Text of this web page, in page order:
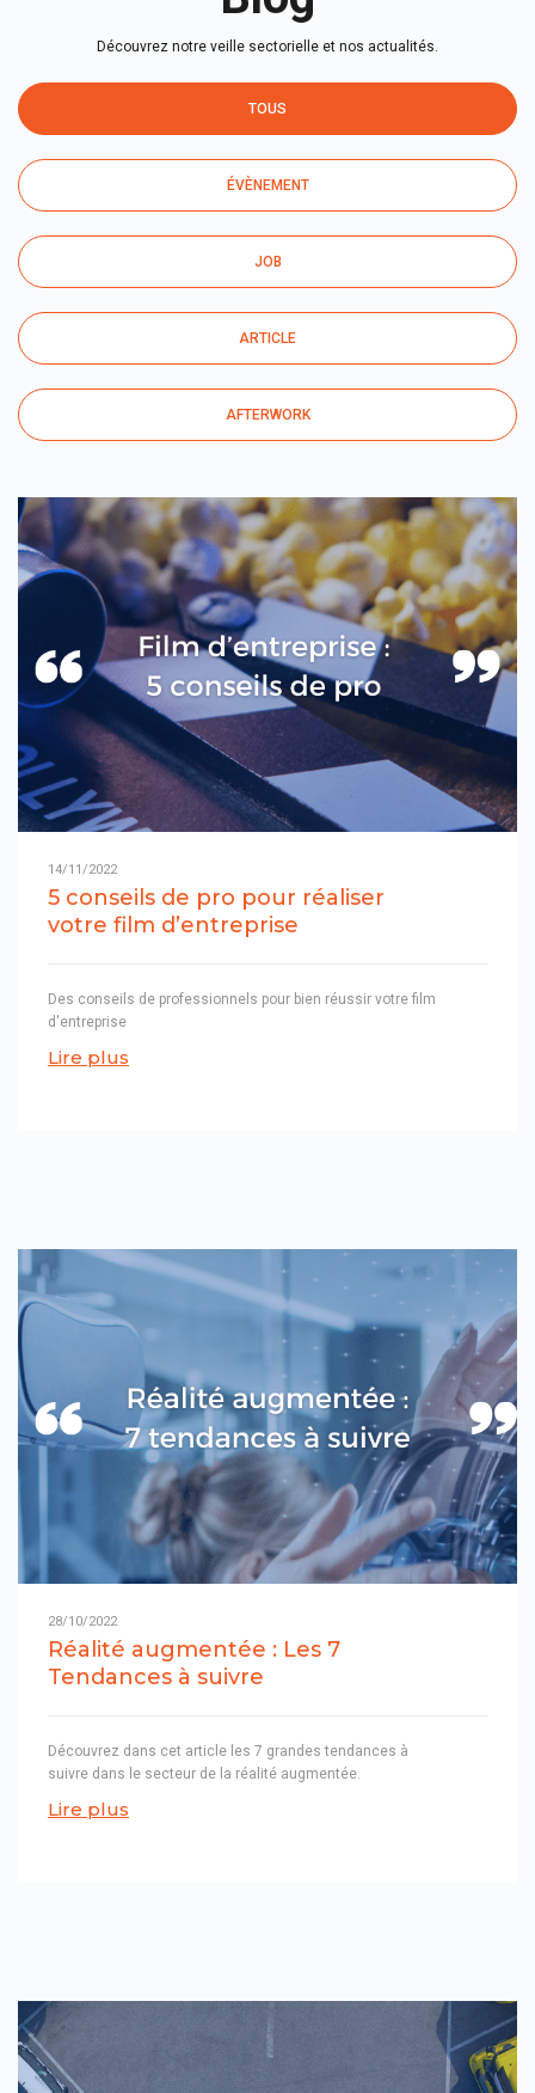
Découvrez notre veille sectorielle et nos actualités.
TOUS
ÉVÈNEMENT
JOB
ARTICLE
AFTERWORK
14/11/2022
5 conseils de pro pour réaliser
votre film d’entreprise
Des conseils de professionnels pour bien réussir votre film
d'entreprise
Lire plus
28/10/2022
Réalité augmentée : Les 7
Tendances à suivre
Découvrez dans cet article les 7 grandes tendances à
suivre dans le secteur de la réalité augmentée.
Lire plus